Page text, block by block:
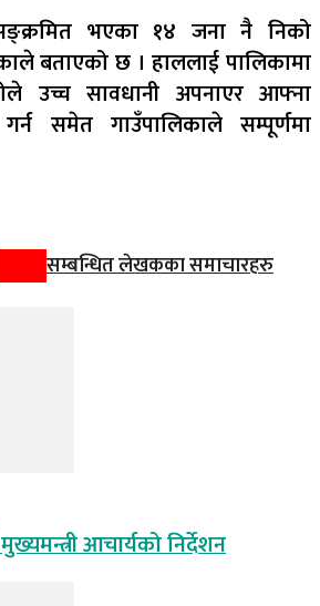
भएका १४ जना नै निको
बताएको छ । हाललाई पालिकामा
उच्च सावधानी अपनाएर आफ्ना
समेत गाउँपालिकाले सम्पूर्णमा
सम्बन्धित लेखकका समाचारहरु
आचार्यको निर्देशन